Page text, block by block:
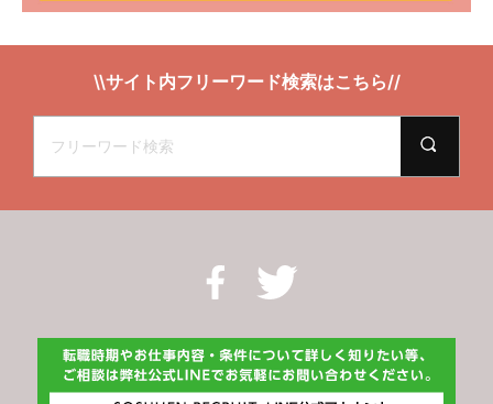
\\サイト内フリーワード検索はこちら//